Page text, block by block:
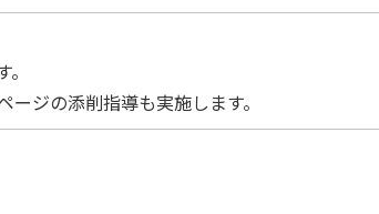
ジの添削指導も実施します。